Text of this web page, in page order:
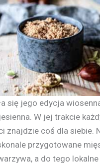
się jego edycja
W jej trakcie
znajdzie coś dla siebie.
przygotowane
a do tego